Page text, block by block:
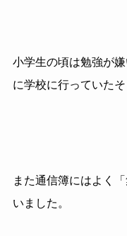
小学生の頃は勉強が
に学校に行っていたそ
また通信簿にはよく
いました。